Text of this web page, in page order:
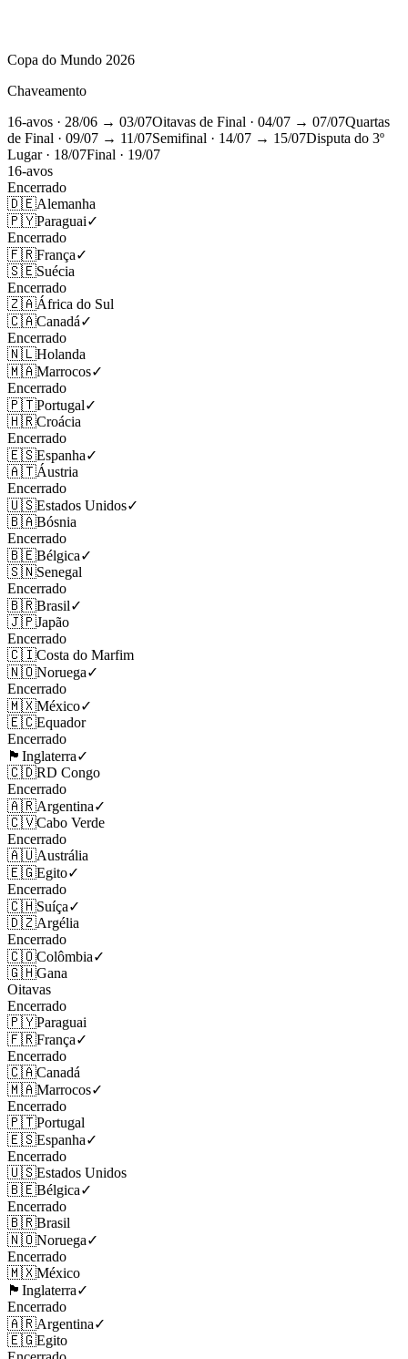
Copa do Mundo 2026
Chaveamento
16-avos · 28/06 → 03/07Oitavas de Final · 04/07 → 07/07Quartas
de Final · 09/07 → 11/07Semifinal · 14/07 → 15/07Disputa do 3º
Lugar· 18/07Final · 19/07
16-avos
Encerrado
🇩🇪Alemanha
🇵🇾Paraguai✓
Encerrado
🇫🇷França✓
🇸🇪Suécia
Encerrado
🇿🇦África do Sul
🇨🇦Canadá✓
Encerrado
🇳🇱Holanda
🇲🇦Marrocos✓
Encerrado
🇵🇹Portugal✓
🇭🇷Croácia
Encerrado
🇪🇸Espanha✓
🇦🇹Áustria
Encerrado
🇺🇸Estados Unidos✓
🇧🇦Bósnia
Encerrado
🇧🇪Bélgica✓
🇸🇳Senegal
Encerrado
🇧🇷Brasil✓
🇯🇵Japão
Encerrado
🇨🇮Costa do Marfim
🇳🇴Noruega✓
Encerrado
🇲🇽México✓
🇪🇨Equador
Encerrado
🏴󠁧󠁢󠁥󠁮󠁧󠁿 Inglaterra✓
🇨🇩RD Congo
Encerrado
🇦🇷Argentina✓
🇨🇻Cabo Verde
Encerrado
🇦🇺Austrália
🇪🇬Egito✓
Encerrado
🇨🇭Suíça✓
🇩🇿Argélia
Encerrado
🇨🇴Colômbia✓
🇬🇭Gana
Oitavas
Encerrado
🇵🇾Paraguai
🇫🇷França✓
Encerrado
🇨🇦Canadá
🇲🇦Marrocos✓
Encerrado
🇵🇹Portugal
🇪🇸Espanha✓
Encerrado
🇺🇸Estados Unidos
🇧🇪Bélgica✓
Encerrado
🇧🇷Brasil
🇳🇴Noruega✓
Encerrado
🇲🇽México
🏴󠁧󠁢󠁥󠁮󠁧󠁿 Inglaterra✓
Encerrado
🇦🇷Argentina✓
🇪🇬Egito